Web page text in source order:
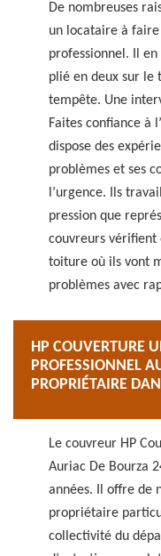
De nombreuses
un locataire à
professionnel. Il en
plié en deux sur le
tempête. Une
Faites confiance à
dispose des
problèmes et ses
l’urgence. Ils
pression que
couvreurs
toiture où ils vont
problèmes avec
HP COUVERTURE
PROFESSIONNEL
PROPRIÉTAIRE
Le couvreur HP
Auriac De Bourza
années. Il offre de
propriétaire
collectivité du